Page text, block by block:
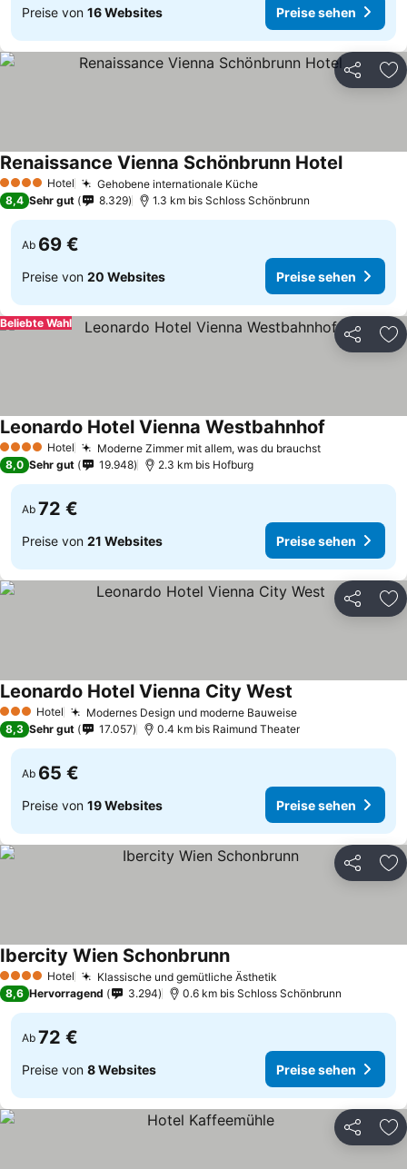
Preise von 16 Websites Preise sehen
Teilen
4 Sterne Hotel Gehobene internationale Küche
Renaissance Vienna Schönbrunn Hotel
8,4 Sehr gut 8.329 1.3 km bis Schloss Schönbrunn
Ab 69 €
Preise von 20 Websites Preise sehen
Teilen
Beliebte Wahl
4 Sterne Hotel Moderne Zimmer mit allem, was du brauchst
Leonardo Hotel Vienna Westbahnhof
8,0 Sehr gut 19.948 2.3 km bis Hofburg
Ab 72 €
Preise von 21 Websites Preise sehen
Teilen
3 SterneHotel Modernes Design und moderne Bauweise
Leonardo Hotel Vienna City West
8,3 Sehr gut 17.057 0.4 km bis Raimund Theater
Ab 65 €
Preise von 19 Websites Preise sehen
Teilen
4 Sterne Hotel Klassische und gemütliche Ästhetik
Ibercity Wien Schonbrunn
8,6 Hervorragend 3.294 0.6 km bis Schloss Schönbrunn
Ab 72 €
Preise von 8 Websites Preise sehen
Teilen